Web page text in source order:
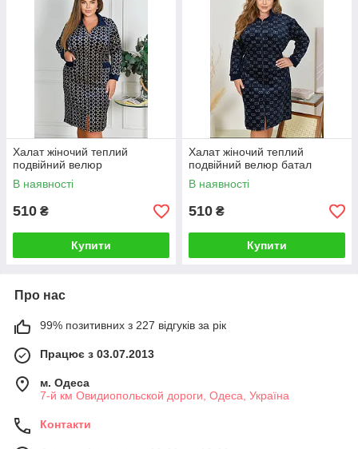
Халат жіночий теплий
подвійний велюр
В наявності
510 ₴
Купити
Халат жіночий теплий
подвійний велюр батал
В наявності
510 ₴
Купити
Про нас
99% позитивних з 227 відгуків за рік
Працює з 03.07.2013
м. Одеса
7-й км Овидиопольской дороги, Одеса, Україна
Контакти